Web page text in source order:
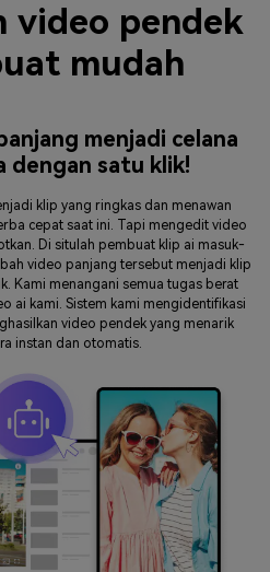
video pendek
mudah
menjadi celana
dengan satu klik!
klip yang ringkas dan menawan
cepat saat ini. Tapi mengedit video
Di situlah pembuat klip ai masuk-
video panjang tersebut menjadi klip
Kami menangani semua tugas berat
ai kami. Sistem kami mengidentifikasi
video pendek yang menarik
instan dan otomatis.